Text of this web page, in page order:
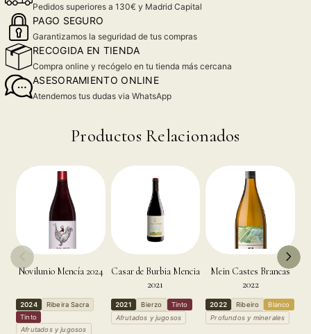
Pedidos superiores a 130€ y Madrid Capital
PAGO SEGURO
Garantizamos la seguridad de tus compras
RECOGIDA EN TIENDA
Compra online y recógelo en tu tienda más cercana
ASESORAMIENTO ONLINE
Atendemos tus dudas via WhatsApp
Productos Relacionados
Novilunio Mencía 2024
2024
Ribeira Sacra
Tinto
Afrutados y jugosos
Casar de Burbia Mencia
2021
2021 Bierzo
Tinto
Afrutados y jugosos
Mein Castes Brancas
2022
2022 Ribeiro
Blanco
Profundos y minerales